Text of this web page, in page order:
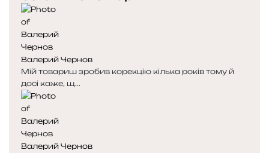
Валерий Чернов
Мій товариш зробив корекцію кілька років тому й
досі каже, щ...
Валерий Чернов